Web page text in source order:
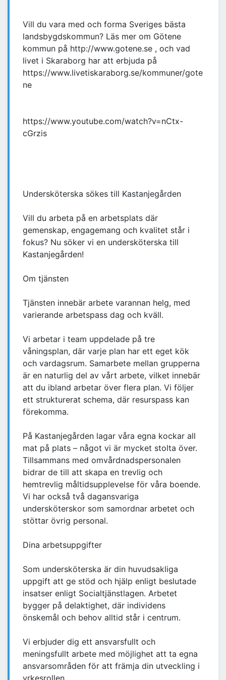
Vill du vara med och forma Sveriges bästa
landsbygdskommun? Läs mer om Götene
kommun på http://www.gotene.se , och vad
livet i Skaraborg har att erbjuda på
https://www.livetiskaraborg.se/kommuner/gote
ne
https://www.youtube.com/watch?v=nCtx-
cGrzis
Undersköterska sökes till Kastanjegården
Vill du arbeta på en arbetsplats där
gemenskap, engagemang och kvalitet står i
fokus? Nu söker vi en undersköterska till
Kastanjegården!
Om tjänsten
Tjänsten innebär arbete varannan helg, med
varierande arbetspass dag och kväll.
Vi arbetar i team uppdelade på tre
våningsplan, där varje plan har ett eget kök
och vardagsrum. Samarbete mellan grupperna
är en naturlig del av vårt arbete, vilket innebär
att du ibland arbetar över flera plan. Vi följer
ett strukturerat schema, där resurspass kan
förekomma.
På Kastanjegården lagar våra egna kockar all
mat på plats – något vi är mycket stolta över.
Tillsammans med omvårdnadspersonalen
bidrar de till att skapa en trevlig och
hemtrevlig måltidsupplevelse för våra boende.
Vi har också två dagansvariga
undersköterskor som samordnar arbetet och
stöttar övrig personal.
Dina arbetsuppgifter
Som undersköterska är din huvudsakliga
uppgift att ge stöd och hjälp enligt beslutade
insatser enligt Socialtjänstlagen. Arbetet
bygger på delaktighet, där individens
önskemål och behov alltid står i centrum.
Vi erbjuder dig ett ansvarsfullt och
meningsfullt arbete med möjlighet att ta egna
ansvarsområden för att främja din utveckling i